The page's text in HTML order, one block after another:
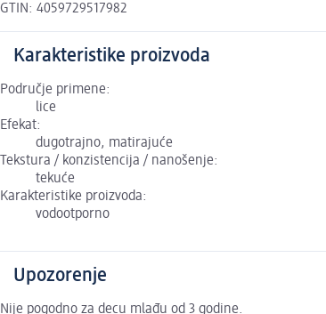
GTIN: 4059729517982
Karakteristike proizvoda
Područje primene:
lice
Efekat:
dugotrajno, matirajuće
Tekstura / konzistencija / nanošenje:
tekuće
Karakteristike proizvoda:
vodootporno
Upozorenje
Nije pogodno za decu mlađu od 3 godine.